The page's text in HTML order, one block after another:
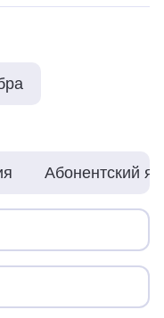
Абонентский